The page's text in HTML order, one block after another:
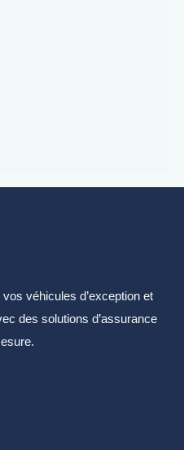
véhicules d’exception et
des solutions d’assurance